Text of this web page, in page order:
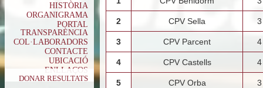
HISTÒRIA
ORGANIGRAMA
PORTAL
TRANSPARÈNCIA
COL·LABORADORS
CONTACTE
UBICACIÓ
ENLLAÇOS
DONAR RESULTATS
2 CPV Sella 3
3 CPV Parcent 4
4 CPV Castells 4
5 CPV Orba 3